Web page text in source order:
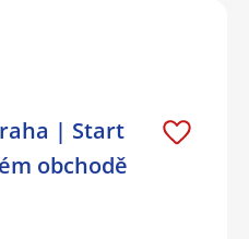
| Start
obchodě